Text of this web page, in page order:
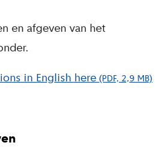
en afgeven van het
in English here (PDF, 2,9 MB)